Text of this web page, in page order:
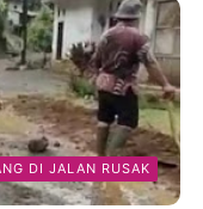
DI JALAN RUSAK